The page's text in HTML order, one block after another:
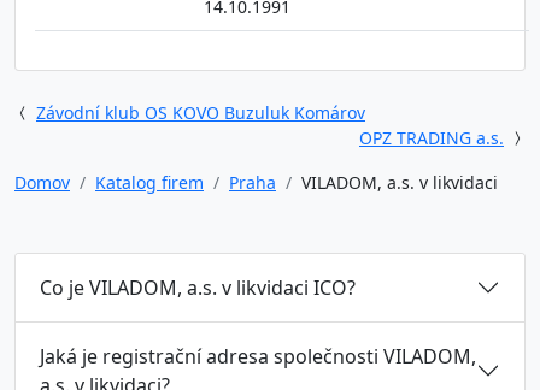
14.10.1991
Závodní klub OS KOVO Buzuluk Komárov
OPZ TRADING a.s.
Domov
Katalog firem Praha VILADOM, a.s. v likvidaci
Co je VILADOM, a.s. v likvidaci ICO?
Jaká je registrační adresa společnosti VILADOM,